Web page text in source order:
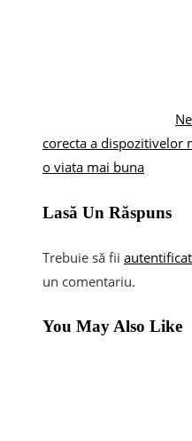
corecta a dispozitivelor
o viata mai buna
Lasă Un Răspuns
Trebuie să fii autentificat
un comentariu.
You May Also Like